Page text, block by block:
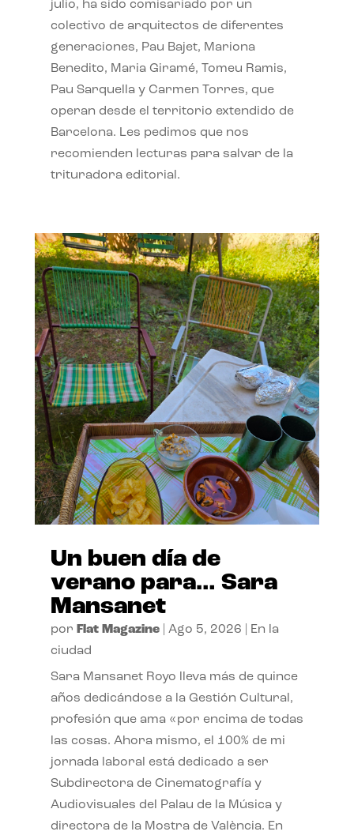
julio, ha sido comisariado por un
colectivo de arquitectos de diferentes
generaciones, Pau Bajet, Mariona
Benedito, Maria Giramé, Tomeu Ramis,
Pau Sarquella y Carmen Torres, que
operan desde el territorio extendido de
Barcelona. Les pedimos que nos
recomienden lecturas para salvar de la
trituradora editorial.
Un buen día de
verano para… Sara
Mansanet
por Flat Magazine| Ago 5, 2026
En la
ciudad
Sara Mansanet Royo lleva más de quince
años dedicándose a la Gestión Cultural,
profesión que ama «por encima de todas
las cosas. Ahora mismo, el 100% de mi
jornada laboral está dedicado a ser
Subdirectora de Cinematografía y
Audiovisuales del Palau de la Música y
directora de la Mostra de València. En